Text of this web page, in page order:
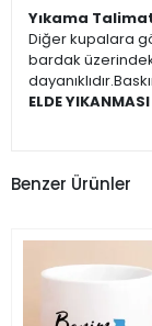
Yıkama
Diğer kupalara
bardak
ELDE YIKANMASI
Benzer Ürünler